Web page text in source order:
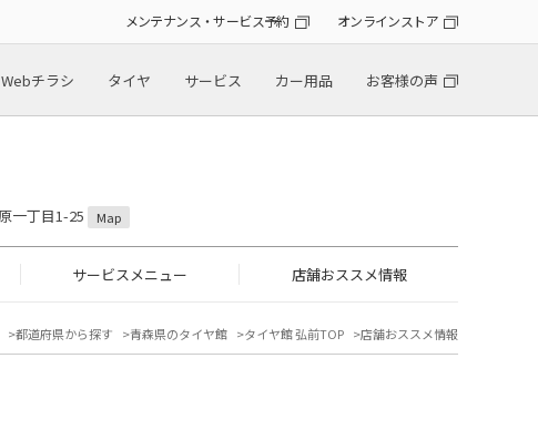
メンテナンス・サービス予約 オンラインストア
Webチラシ タイヤ サービス カー用品 お客様の声
一丁目1-25 Map
サービスメニュー 店舗おススメ情報
都道府県から探す 青森県のタイヤ館 タイヤ館 弘前TOP 店舗おススメ情報